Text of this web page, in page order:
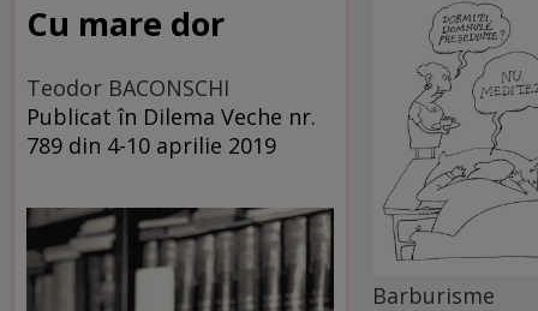
Cu mare dor
Teodor BACONSCHI
Publicat în Dilema Veche nr.
789 din 4-10 aprilie 2019
Barburisme